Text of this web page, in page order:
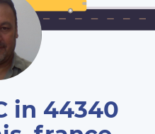
in 44340